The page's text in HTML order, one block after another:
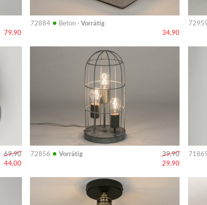
79,90
72884 • Beton · Vorrätig
34,90
69,90
44,00
72856 • Vorrätig
39,90
29,90
Info Info
Info Info